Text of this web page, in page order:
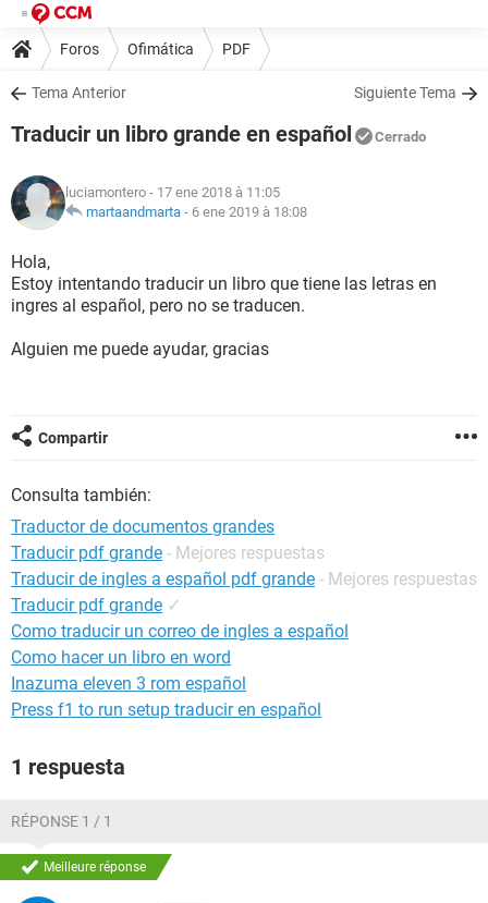
Foros Ofimática PDF
Tema Anterior Siguiente Tema
Traducir un libro grande en español Cerrado
luciamontero - 17 ene 2018 à 11:05
martaandmarta - 6 ene 2019 à 18:08
Hola,
Estoy intentando traducir un libro que tiene las letras en
ingres al español, pero no se traducen.
Alguien me puede ayudar, gracias
Compartir
Consulta también:
Traductor de documentos grandes
Traducir pdf grande - Mejores respuestas
Traducir de ingles a español pdf grande - Mejores respuestas
Traducir pdf grande ✓
Como traducir un correo de ingles a español
Como hacer un libro en word
Inazuma eleven 3 rom español
Press f1 to run setup traducir en español
1 respuesta
RÉPONSE 1 / 1
Meilleure réponse